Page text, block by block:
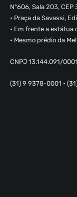
Nº606, Sala 203, CEP
• Praça da Savassi,
• Em frente a estátua
• Mesmo prédio da
CNPJ 13.144.091/
(31) 9 9378-0001 •